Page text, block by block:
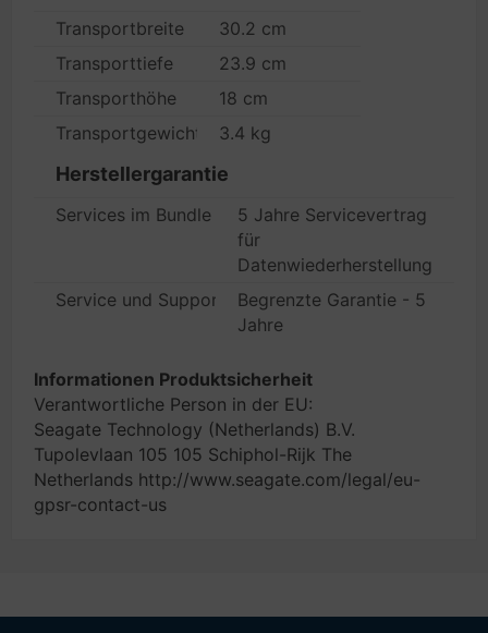
Transportbreite
30.2 cm
Transporttiefe
23.9 cm
Transporthöhe
18 cm
Transportgewicht
3.4 kg
Herstellergarantie
Services im Bundle
5 Jahre Servicevertrag
für
Datenwiederherstellung
Service und Support
Begrenzte Garantie - 5
Jahre
Informationen Produktsicherheit
Verantwortliche Person in der EU:
Seagate Technology (Netherlands) B.V.
Tupolevlaan 105 105 Schiphol-Rijk The
Netherlands http://www.seagate.com/legal/eu-
gpsr-contact-us